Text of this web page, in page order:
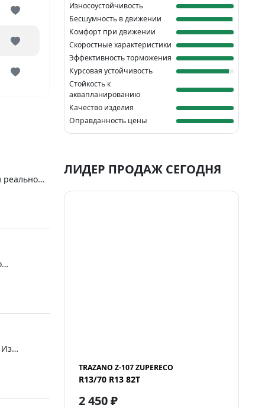
реально
Из
Износоустойчивость
Бесшумность в движении
Комфорт при движении
Скоростные характеристики
Эффективность торможения
Курсовая устойчивость
Стойкость к
аквапланированию
Качество изделия
Оправданность цены
ЛИДЕР ПРОДАЖ СЕГОДНЯ
TRAZANO Z-107 ZUPERECO
R13/70 R13 82T
2 450 ₽